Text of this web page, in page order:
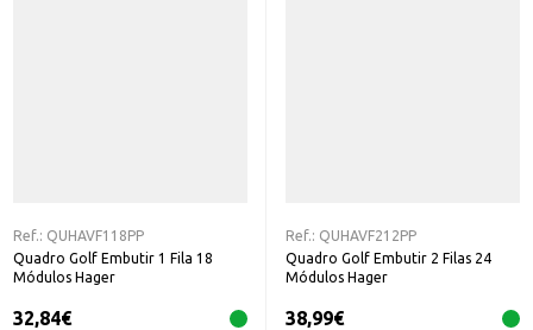
Ref.: QUHAVF118PP
Quadro Golf Embutir 1 Fila 18
Módulos Hager
32,84€
Ref.: QUHAVF212PP
Quadro Golf Embutir 2 Filas 24
Módulos Hager
38,99€